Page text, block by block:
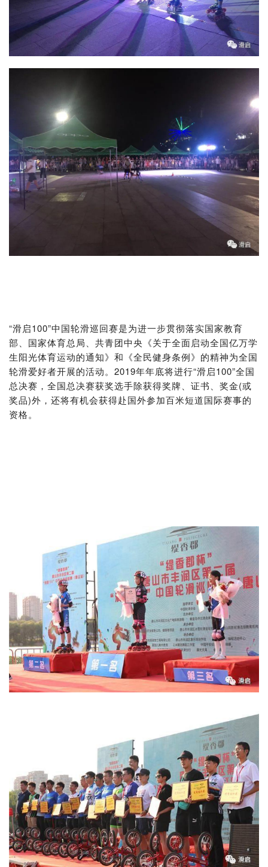
“滑启100”中国轮滑巡回赛是为进一步贯彻落实国家教育
部、国家体育总局、共青团中央《关于全面启动全国亿万学
生阳光体育运动的通知》和《全民健身条例》的精神为全国
轮滑爱好者开展的活动。2019年年底将进行“滑启100”全国
总决赛，全国总决赛获奖选手除获得奖牌、证书、奖金(或
奖品)外，还将有机会获得赴国外参加百米短道国际赛事的
资格。